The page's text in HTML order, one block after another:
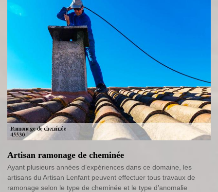
Artisan ramonage de cheminée
Ayant plusieurs années d’expériences dans ce domaine, les
artisans du Artisan Lenfant peuvent effectuer tous travaux de
ramonage selon le type de cheminée et le type d’anomalie